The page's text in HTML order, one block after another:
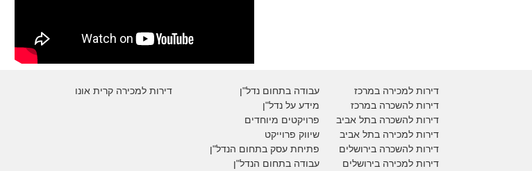
דירות למכירה קרית אונו
דירות למכירה במרכז
דירות להשכרה במרכז
דירות להשכרה בתל אביב
דירות למכירה בתל אביב
דירות להשכרה בירושלים
דירות למכירה בירושלים
עבודה בתחום נדל"ן
מידע על נדל"ן
פרויקטים מיוחדים
שיווק פרוייקט
פתיחת עסק בתחום הנדל"ן
עבודה בתחום הנדל"ן